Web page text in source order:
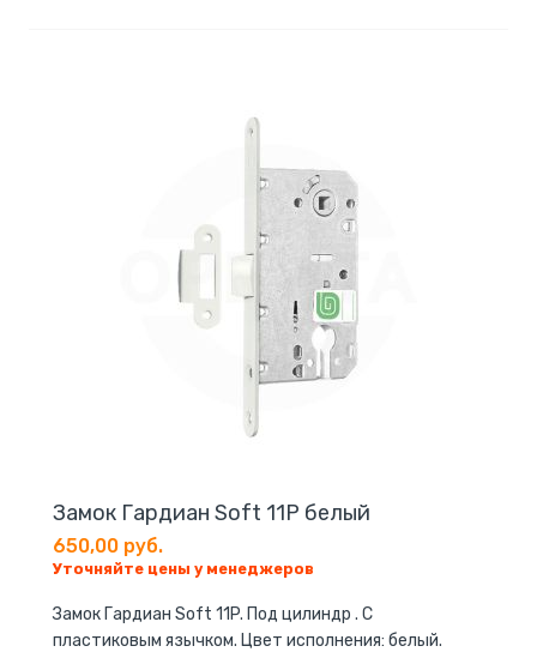
Замок Гардиан Soft 11P белый
650,00 руб.
Уточняйте цены у менеджеров
Замок Гардиан Soft 11P. Под цилиндр . С
пластиковым язычком. Цвет исполнения: белый.